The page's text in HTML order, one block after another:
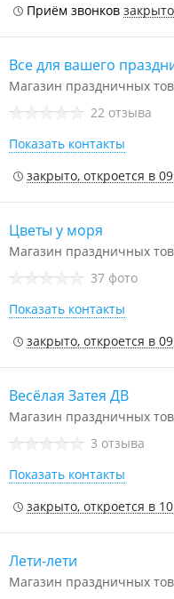
Приём звонков
Все для вашего
Магазин праздничных
22 отзыва
Показать контакты
закрыто, откроется в
Цветы у моря
Магазин праздничных
37 фото
Показать контакты
закрыто, откроется в
Весёлая Затея ДВ
Магазин праздничных
3 отзыва
Показать контакты
закрыто, откроется в
Лети-лети
Магазин праздничных